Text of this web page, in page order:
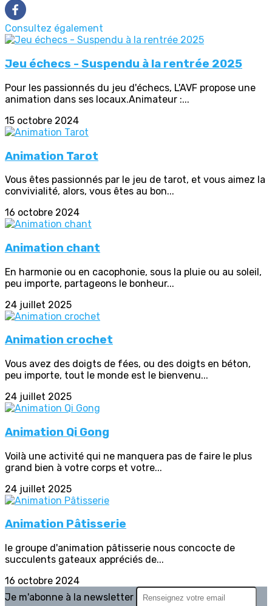
Consultez également
Jeu échecs - Suspendu à la rentrée 2025
Pour les passionnés du jeu d'échecs, L'AVF propose une
animation dans ses locaux.Animateur :...
15 octobre 2024
Animation Tarot
Vous êtes passionnés par le jeu de tarot, et vous aimez la
convivialité, alors, vous êtes au bon...
16 octobre 2024
Animation chant
En harmonie ou en cacophonie, sous la pluie ou au soleil,
peu importe, partageons le bonheur...
24 juillet 2025
Animation crochet
Vous avez des doigts de fées, ou des doigts en béton,
peu importe, tout le monde est le bienvenu...
24 juillet 2025
Animation Qi Gong
Voilà une activité qui ne manquera pas de faire le plus
grand bien à votre corps et votre...
24 juillet 2025
Animation Pâtisserie
le groupe d'animation pâtisserie nous concocte de
succulents gateaux appréciés de...
16 octobre 2024
Je m'abonne à la newsletter